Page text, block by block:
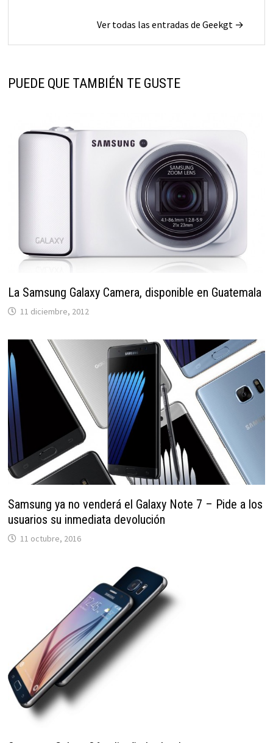
Ver todas las entradas de Geekgt →
PUEDE QUE TAMBIÉN TE GUSTE
La Samsung Galaxy Camera, disponible en Guatemala
11 diciembre, 2012
Samsung ya no venderá el Galaxy Note 7 – Pide a los
usuarios su inmediata devolución
11 octubre, 2016